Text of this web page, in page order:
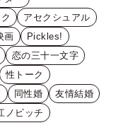
アセクシュアル
画
Pickles!
恋の三十一文字
性トーク
同性婚
友情結婚
ノビッチ